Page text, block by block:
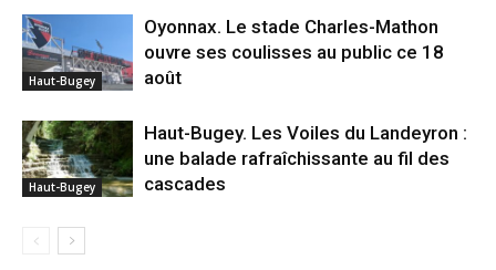
Haut-Bugey
Oyonnax. Le stade Charles-Mathon
ouvre ses coulisses au public ce 18
août
Haut-Bugey
Haut-Bugey. Les Voiles du Landeyron :
une balade rafraîchissante au fil des
cascades